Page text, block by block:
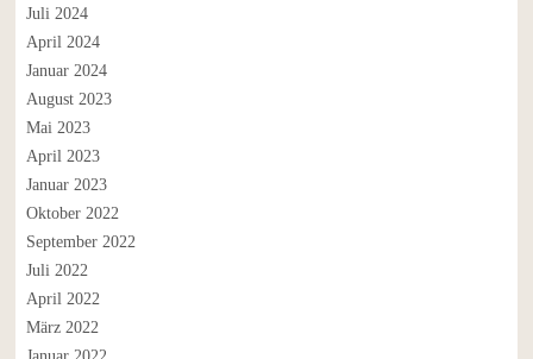
Juli 2024
April 2024
Januar 2024
August 2023
Mai 2023
April 2023
Januar 2023
Oktober 2022
September 2022
Juli 2022
April 2022
März 2022